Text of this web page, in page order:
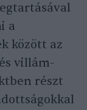
a
között az
villám­
részt